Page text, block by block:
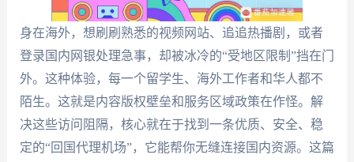
身在海外，想刷刷熟悉的视频网站、追追热播剧，或者
登录国内网银处理急事，却被冰冷的“受地区限制”挡在门
外。这种体验，每一个留学生、海外工作者和华人都不
陌生。这就是内容版权壁垒和服务区域政策在作怪。解
决这些访问阻隔，核心就在于找到一条优质、安全、稳
定的“回国代理机场”，它能帮你无缝连接国内资源。这篇